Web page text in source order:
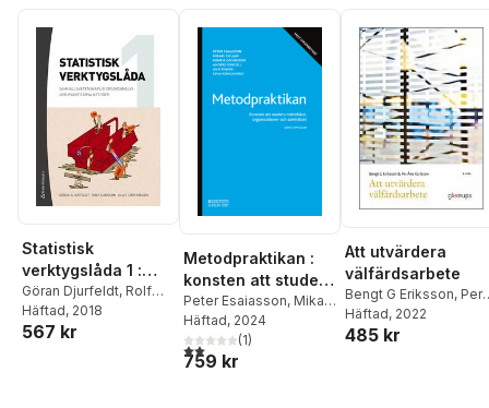
Statistisk
verktygslåda 1 :
samhällsvetenskap
lig orsaksanalys
med kvantitativa
Göran Djurfeldt, Rolf
Larsson ,Ola
Stjärnhagen
Häftad, 2018
567 kr
Metodpraktikan :
konsten att studera
människor,
organisationer och
samhälle
Peter Esaiasson, Mikael
Gilljam, Henrik
Oscarsson
Lena Wängnerud
Häftad, 2024
2,0utav 5 stjärnor. Totalt antal röster:
(1)
759 kr
Att utvärdera
välfärdsarbete
Bengt G Eriksson, Per-
Åke Karlsson
Häftad, 2022
485 kr